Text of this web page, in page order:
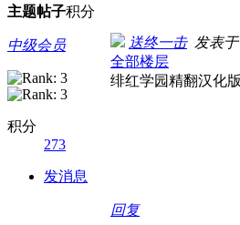
主题帖子积分
中级会员
积分
273
发消息
送终一击发表于
全部楼层
绯红学园精翻汉化版
回复